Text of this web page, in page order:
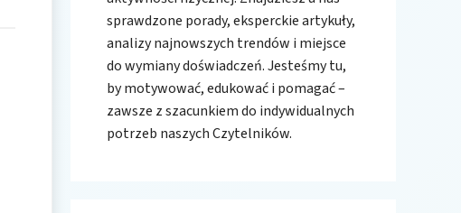
sprawdzone porady, eksperckie artykuły,
analizy najnowszych trendów i miejsce
do wymiany doświadczeń. Jesteśmy tu,
by motywować, edukować i pomagać –
zawsze z szacunkiem do indywidualnych
potrzeb naszych Czytelników.